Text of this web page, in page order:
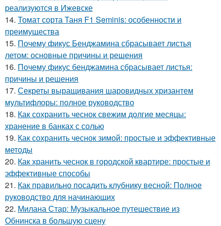
реализуются в Ижевске
14. Томат сорта Таня F1 Seminis: особенности и
преимущества
15. Почему фикус Бенджамина сбрасывает листья
летом: основные причины и решения
16. Почему фикус бенджамина сбрасывает листья:
причины и решения
17. Секреты выращивания шаровидных хризантем
мультифлоры: полное руководство
18. Как сохранить чеснок свежим долгие месяцы:
хранение в банках с солью
19. Как сохранить чеснок зимой: простые и эффективные
методы
20. Как хранить чеснок в городской квартире: простые и
эффективные способы
21. Как правильно посадить клубнику весной: Полное
руководство для начинающих
22. Милана Стар: Музыкальное путешествие из
Обнинска в большую сцену